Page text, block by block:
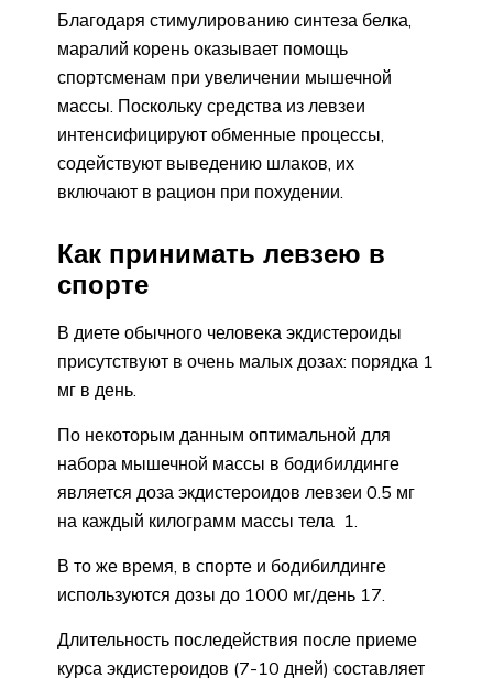
Благодаря стимулированию синтеза белка,
маралий корень оказывает помощь
спортсменам при увеличении мышечной
массы. Поскольку средства из левзеи
интенсифицируют обменные процессы,
содействуют выведению шлаков, их
включают в рацион при похудении.
Как принимать левзею в
спорте
В диете обычного человека экдистероиды
присутствуют в очень малых дозах: порядка 1
мг в день.
По некоторым данным оптимальной для
набора мышечной массы в бодибилдинге
является доза экдистероидов левзеи 0.5 мг
на каждый килограмм массы тела 1.
В то же время, в спорте и бодибилдинге
используются дозы до 1000 мг/день 17.
Длительность последействия после приеме
курса экдистероидов (7-10 дней) составляет